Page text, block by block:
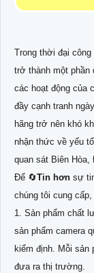
Trong thời đại
trở thành một phần
các hoạt động của
đầy cạnh tranh
hãng trở nên khó
nhận thức về yếu
quan sát Biên Hòa,
Để 🔄Tin hơn sự
chúng tôi cung
1. Sản phẩm chất
sản phẩm camera
kiểm định. Mỗi
đưa ra thị trường.